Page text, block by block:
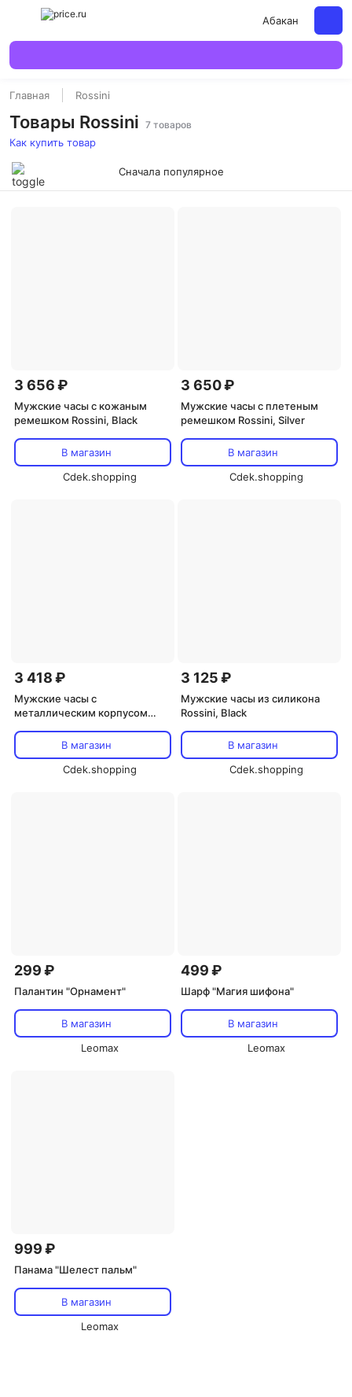
Абакан
Главная Rossini
Товары Rossini 7 товаров
Как купить товар
Сначала популярное
3 656 ₽
Мужские часы с кожаным
ремешком Rossini, Black
В магазин
Cdek.shopping
3 650 ₽
Мужские часы с плетеным
ремешком Rossini, Silver
В магазин
Cdek.shopping
3 418 ₽
Мужские часы с
металлическим корпусом
В магазин
Cdek.shopping
3 125 ₽
Мужские часы из силикона
Rossini, Black
В магазин
Cdek.shopping
299 ₽
Палантин "Орнамент"
В магазин
Leomax
499 ₽
Шарф "Магия шифона"
В магазин
Leomax
999 ₽
Панама "Шелест пальм"
В магазин
Leomax